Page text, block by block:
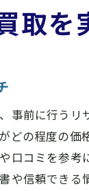
取
事前に行う
どの程度の
口コミを参
や信頼でき